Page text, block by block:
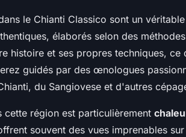
le Chianti Classico sont un
élaborés selon des
histoire et ses propres techniques, ce
guidés par des œnologues
du Sangiovese et d'autres
cette région est particulièrement
souvent des vues imprenables